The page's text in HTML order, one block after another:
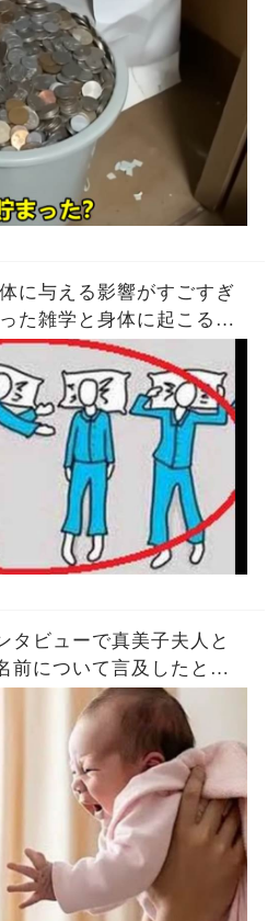
に与える影響がすごすぎ
た雑学と身体に起こる現
人の 面白いけど知ると後
タビューで真美子夫人と
前について言及したと話
朗希は知ってそう！